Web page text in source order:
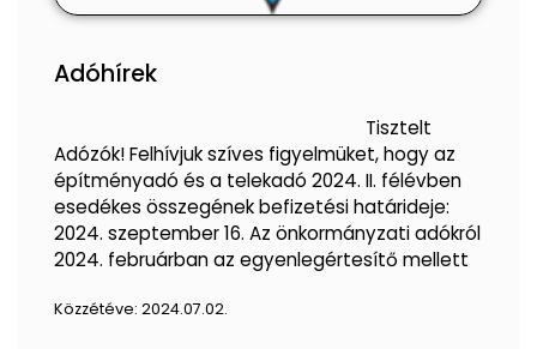
Adóhírek
Tisztelt
Adózók! Felhívjuk szíves figyelmüket, hogy az
építményadó és a telekadó 2024. II. félévben
esedékes összegének befizetési határideje:
2024. szeptember 16. Az önkormányzati adókról
2024. februárban az egyenlegértesítő mellett
Közzétéve: 2024.07.02.